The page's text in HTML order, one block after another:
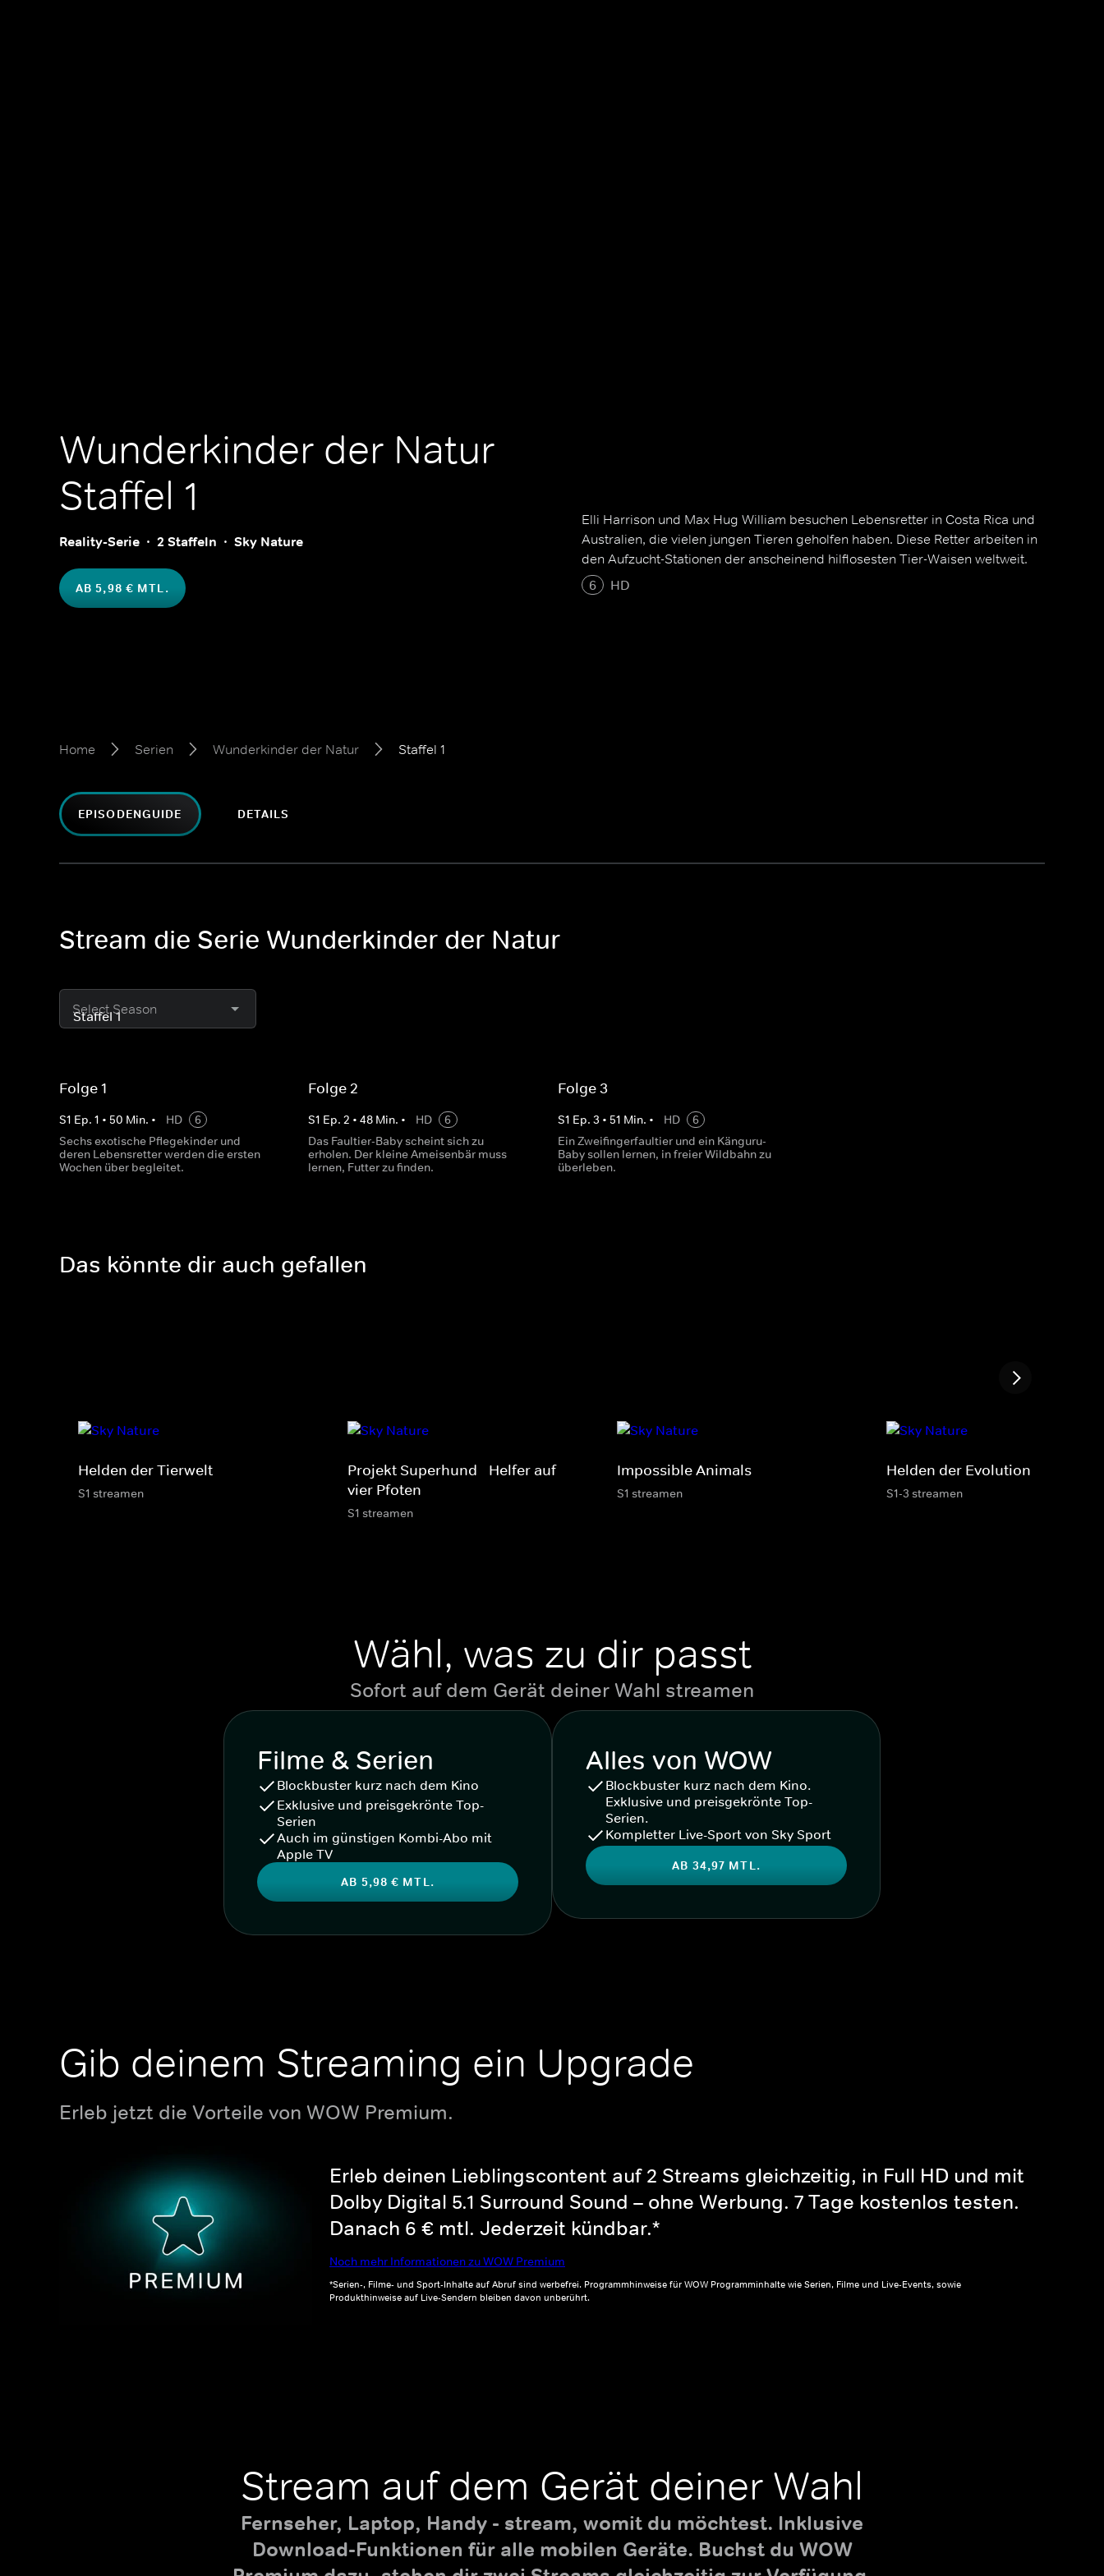
Wunderkinder der Natur
Staffel 1
Reality-Serie 2 Staffeln Sky Nature
AB 5,98 € MTL.
Elli Harrison und Max Hug William besuchen Lebensretter in Costa Rica und
Australien, die vielen jungen Tieren geholfen haben. Diese Retter arbeiten in
den Aufzucht-Stationen der anscheinend hilflosesten Tier-Waisen weltweit.
6
HD
Home Serien Wunderkinder der Natur Staffel 1
EPISODENGUIDE DETAILS
Stream die Serie Wunderkinder der Natur
Select Season
Folge 1
S1 Ep. 1 • 50 Min. • HD
6
Sechs exotische Pflegekinder und
deren Lebensretter werden die ersten
Wochen über begleitet.
Folge 2
S1 Ep.2 •48 Min. • HD
6
Das Faultier-Baby scheint sich zu
erholen. Der kleine Ameisenbär muss
lernen, Futter zu finden.
Folge 3
S1 Ep. 3 • 51 Min. • HD
6
Ein Zweifingerfaultier und ein Känguru-
Baby sollen lernen, in freier Wildbahn zu
überleben.
Das könnte dir auch gefallen
Helden der Tierwelt
S1 streamen
Projekt Superhund - Helfer auf
vier Pfoten
S1 streamen
Impossible Animals
S1 streamen
Helden der Evolution
S1-3 streamen
Wähl, was zu dir passt
Sofort auf dem Gerät deiner Wahl streamen
Filme & Serien
Blockbuster kurz nach dem Kino
Exklusive und preisgekrönte Top-
Serien
Auch im günstigen Kombi-Abo mit
Apple TV
AB 5,98 € MTL.
Alles von WOW
Blockbuster kurz nach dem Kino.
Exklusive und preisgekrönte Top-
Serien.
Kompletter Live-Sport von Sky Sport
AB 34,97 MTL.
Gib deinem Streaming ein Upgrade
Erleb jetzt die Vorteile von WOW Premium.
Erleb deinen Lieblingscontent auf 2 Streams gleichzeitig, in Full HD und mit
Dolby Digital 5.1 Surround Sound – ohne Werbung. 7 Tage kostenlos testen.
Danach 6 € mtl. Jederzeit kündbar.*
Noch mehr Informationen zu WOW Premium
*Serien-, Filme- und Sport-Inhalte auf Abruf sind werbefrei. Programmhinweise für WOW Programminhalte wie Serien, Filme und Live-Events, sowie
Produkthinweise auf Live-Sendern bleiben davon unberührt.
Stream auf dem Gerät deiner Wahl
Fernseher, Laptop, Handy - stream, womit du möchtest. Inklusive
Download-Funktionen für alle mobilen Geräte. Buchst du WOW